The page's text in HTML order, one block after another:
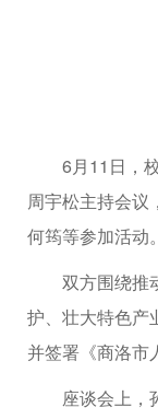
6月11日，
周宇松主持会
何筠等参加活动
双方围绕推
护、壮大特色产
并签署《商洛市
座谈会上，